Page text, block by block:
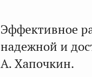
Эффективное
надежной и
А. Хапочкин.